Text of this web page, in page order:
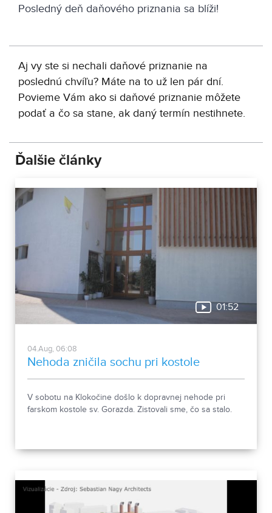
Posledný deň daňového priznania sa blíži!
Aj vy ste si nechali daňové priznanie na
poslednú chvíľu? Máte na to už len pár dní.
Povieme Vám ako si daňové priznanie môžete
podať a čo sa stane, ak daný termín nestihnete.
Ďalšie články
01:52
04.Aug, 06:08
Nehoda zničila sochu pri kostole
V sobotu na Klokočine došlo k dopravnej nehode pri
farskom kostole sv. Gorazda. Zistovali sme, čo sa stalo.